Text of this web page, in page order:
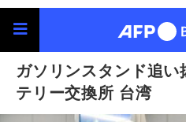
ガソリンスタンド追
テリー交換所 台湾